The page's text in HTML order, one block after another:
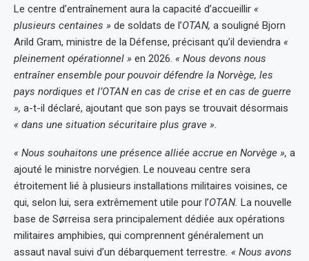
Le centre d’entraînement aura la capacité d’accueillir «
plusieurs centaines » de soldats de l’OTAN, a souligné Bjorn
Arild Gram, ministre de la Défense, précisant qu’il deviendra «
pleinement opérationnel » en 2026. « Nous devons nous
entraîner ensemble pour pouvoir défendre la Norvège, les
pays nordiques et l’OTAN en cas de crise et en cas de guerre
», a-t-il déclaré, ajoutant que son pays se trouvait désormais
« dans une situation sécuritaire plus grave ».
« Nous souhaitons une présence alliée accrue en Norvège », a
ajouté le ministre norvégien. Le nouveau centre sera
étroitement lié à plusieurs installations militaires voisines, ce
qui, selon lui, sera extrêmement utile pour l’OTAN. La nouvelle
base de Sørreisa sera principalement dédiée aux opérations
militaires amphibies, qui comprennent généralement un
assaut naval suivi d’un débarquement terrestre. « Nous avons